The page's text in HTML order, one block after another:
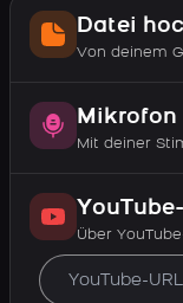
Datei
Von deinem
Mikrofon
Mit deiner
Über